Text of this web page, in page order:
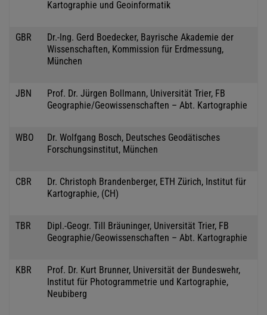
Kartographie und Geoinformatik
GBR
Dr.-Ing. Gerd Boedecker, Bayrische Akademie der
Wissenschaften, Kommission für Erdmessung,
München
JBN
Prof. Dr. Jürgen Bollmann, Universität Trier, FB
Geographie/Geowissenschaften – Abt. Kartographie
WBO
Dr. Wolfgang Bosch, Deutsches Geodätisches
Forschungsinstitut, München
CBR
Dr. Christoph Brandenberger, ETH Zürich, Institut für
Kartographie, (CH)
TBR
Dipl.-Geogr. Till Bräuninger, Universität Trier, FB
Geographie/Geowissenschaften – Abt. Kartographie
KBR
Prof. Dr. Kurt Brunner, Universität der Bundeswehr,
Institut für Photogrammetrie und Kartographie,
Neubiberg